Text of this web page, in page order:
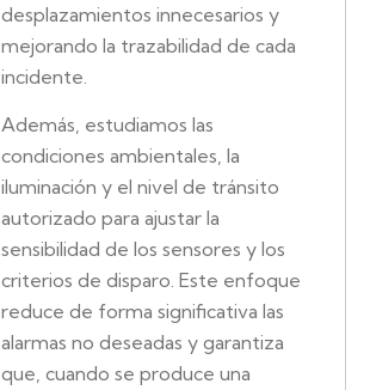
desplazamientos innecesarios y
mejorando la trazabilidad de cada
incidente.
Además, estudiamos las
condiciones ambientales, la
iluminación y el nivel de tránsito
autorizado para ajustar la
sensibilidad de los sensores y los
criterios de disparo. Este enfoque
reduce de forma significativa las
alarmas no deseadas y garantiza
que, cuando se produce una